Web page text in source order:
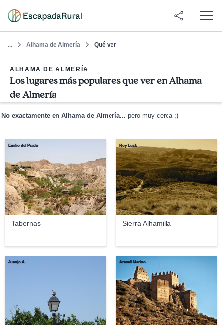
... Alhama de Almería Qué ver
ALHAMA DE ALMERÍA
Los lugares más populares que ver en Alhama
de Almería
No exactamente en Alhama de Almería... pero muy cerca ;)
Tabernas
Emilio del Prado
Sierra Alhamilla
Roy Luck
Juanjo.A. Araceli Merino